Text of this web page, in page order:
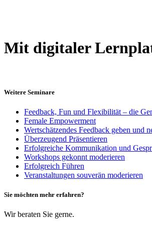
Mit digitaler
Weitere Seminare
Feedback, Fun und Flexibilität – die
Female Empowerment
Wertschätzendes Feedback geben und
Überzeugend Präsentieren
Erfolgreiche Kommunikation und
Workshops gekonnt moderieren
Erfolgreich Führen
Veranstaltungen souverän moderieren
Sie möchten mehr erfahren?
Wir beraten Sie gerne.